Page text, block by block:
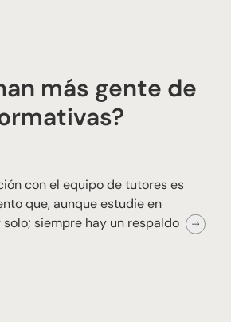
más gente de
con el equipo de tutores es
que, aunque estudie en
solo; siempre hay un respaldo